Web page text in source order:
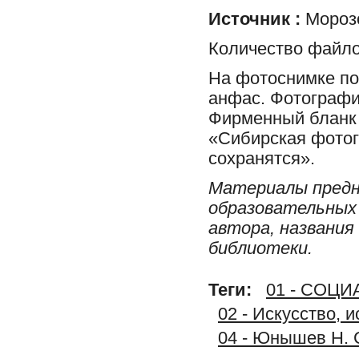
Источник :
Количество
На фотоснимке
анфас.
Фирменный бланк
«Сибирская
сохранятся».
Материалы
автора,
библиотеки.
Теги:
01 -
02 - Искусство,
04 - Юнышев Н.